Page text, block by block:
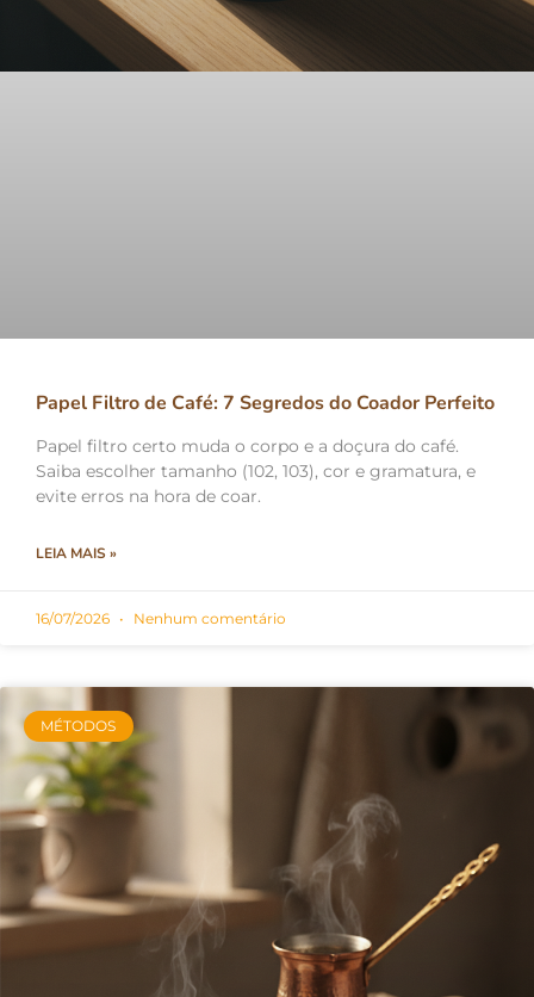
Papel Filtro de Café: 7 Segredos do Coador Perfeito
Papel filtro certo muda o corpo e a doçura do café.
Saiba escolher tamanho (102, 103), cor e gramatura, e
evite erros na hora de coar.
LEIA MAIS »
16/07/2026 Nenhum comentário
MÉTODOS